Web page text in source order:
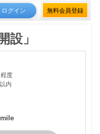
ログイン 無料会員登録
設」
度
内